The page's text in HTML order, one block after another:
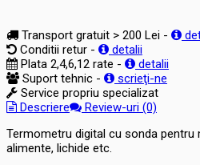
Transport gratuit > 200 Lei -
Conditii retur -
detalii
Plata 2,4,6,12 rate -
detalii
Suport tehnic -
scrieţi-ne
Service propriu specializat
Descriere
Review-uri (0)
Termometru digital cu sonda pentru
alimente, lichide etc.